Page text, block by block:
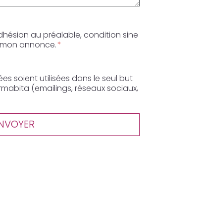
au préalable, condition sine
annonce.
soient utilisées dans le seul but
(emailings, réseaux sociaux,